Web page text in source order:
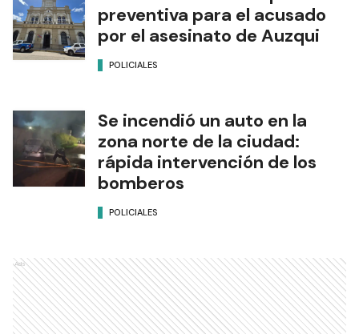
preventiva para el acusado
por el asesinato de Auzqui
POLICIALES
Se incendió un auto en la
zona norte de la ciudad:
rápida intervención de los
bomberos
POLICIALES
Ads